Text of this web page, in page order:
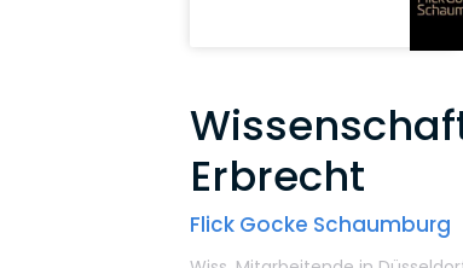
Erbrecht
Flick Gocke Schaumburg